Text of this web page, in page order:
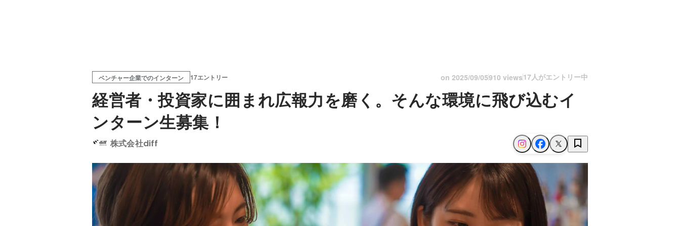
ベンチャー企業でのインターン 17エントリー on 2025/09/05910 views17人がエントリー中
経営者・投資家に囲まれ広報力を磨く。そんな環境に飛び込むイ
ンターン生募集！
株式会社diff